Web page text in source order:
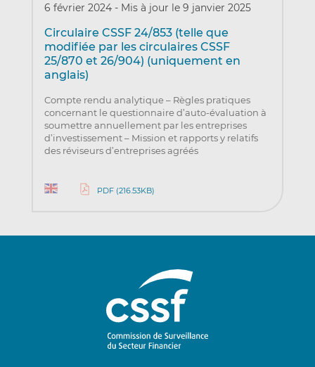
6 février 2024 - Mis à jour le 9 janvier 2025
Circulaire CSSF 24/853 (telle que
modifiée par les circulaires CSSF
25/870 et 26/904) (uniquement en
anglais)
Compte rendu analytique – Règles pratiques
concernant le questionnaire d’auto-évaluation à
soumettre annuellement par les entreprises
d’investissement – Mission et rapports y relatifs
des réviseurs d’entreprises agréés
PDF (216.53KB)